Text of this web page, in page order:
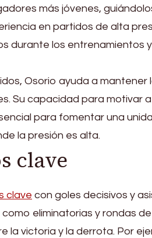
más jóvenes,
en partidos de alta
durante los entrenamientos
Osorio ayuda a mantener
Su capacidad para motivar a
para fomentar una
la presión es alta.
clave
clave con goles decisivos y
eliminatorias y rondas
victoria y la derrota. Por